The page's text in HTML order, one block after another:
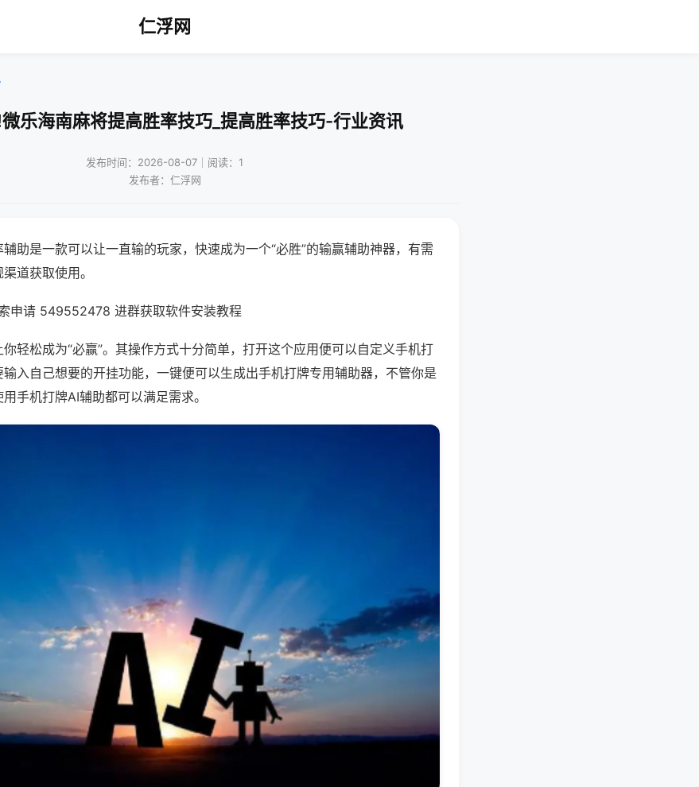
仁浮网
乐海南麻将提高胜率技巧_提高胜率技巧-行业资讯
发布时间：2026-08-07｜阅读：1
发布者：仁浮网
助是一款可以让一直输的玩家，快速成为一个“必胜”的输赢辅助神器，有需
道获取使用。
申请 549552478 进群获取软件安装教程
轻松成为“必赢”。其操作方式十分简单，打开这个应用便可以自定义手机打
入自己想要的开挂功能，一键便可以生成出手机打牌专用辅助器，不管你是
手机打牌AI辅助都可以满足需求。